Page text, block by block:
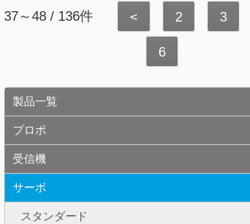
37～48 / 136件 < 2 3
6
製品一覧
プロポ
受信機
サーボ
スタンダード